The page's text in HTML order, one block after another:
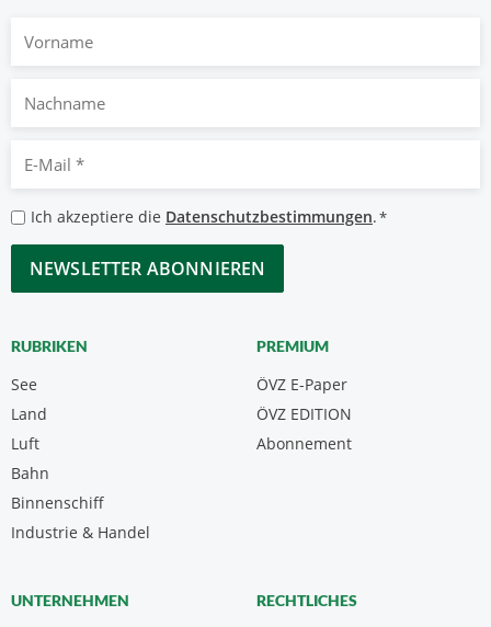
Nachname
Mail
*
Datenschutzbestimmungen
*
Ich akzeptiere die Datenschutzbestimmungen.*
CAPTCHA
RUBRIKEN
See
Land
Luft
Bahn
Binnenschiff
Industrie & Handel
PREMIUM
ÖVZ E-Paper
Abonnement
ÖVZ EDITION
UNTERNEHMEN RECHTLICHES